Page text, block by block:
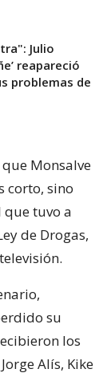
Julio
reapareció
problemas de
Monsalve
corto, sino
tuvo a
de Drogas,
su
los
Alís, Kike